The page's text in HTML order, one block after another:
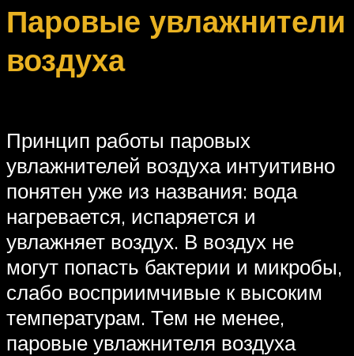
Паровые увлажнители
воздуха
Принцип работы паровых
увлажнителей воздуха интуитивно
понятен уже из названия: вода
нагревается, испаряется и
увлажняет воздух. В воздух не
могут попасть бактерии и микробы,
слабо восприимчивые к высоким
температурам. Тем не менее,
паровые увлажнителя воздуха